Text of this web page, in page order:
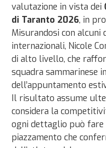
valutazione in vista dei
di Taranto 2026, in
Misurandosi con
internazionali, Nicole
di alto livello, che
squadra sammarinese
dell’appuntamento
Il risultato assume
considera la
ogni dettaglio può fare
piazzamento che